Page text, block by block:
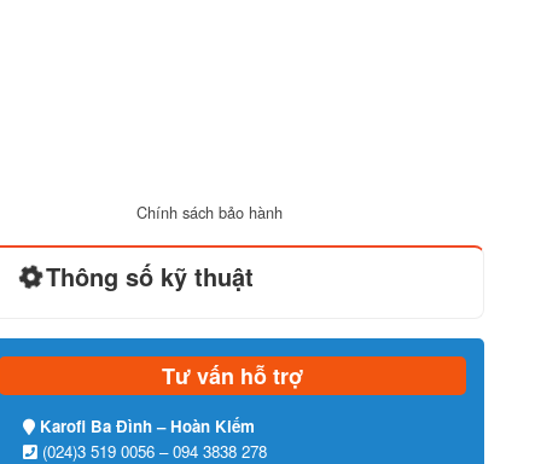
Chính sách bảo hành
Thông số kỹ thuật
Tư vấn hỗ trợ
Karofi Ba Đình – Hoàn Kiếm
(024)3 519 0056 – 094 3838 278